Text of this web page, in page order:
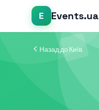
E Events.ua
Назад до Київ